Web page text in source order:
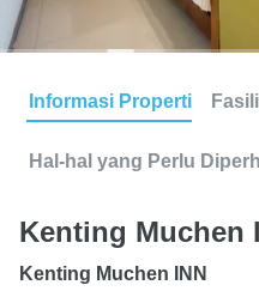
Informasi Properti
Hal-hal yang Perlu
Kenting Muchen
Kenting Muchen INN